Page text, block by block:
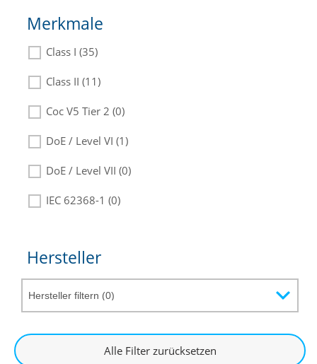
Merkmale
Class I (35)
Class II (11)
Coc V5 Tier 2 (0)
DoE / Level VI (1)
DoE / Level VII (0)
IEC 62368-1 (0)
Hersteller
Alle Filter zurücksetzen